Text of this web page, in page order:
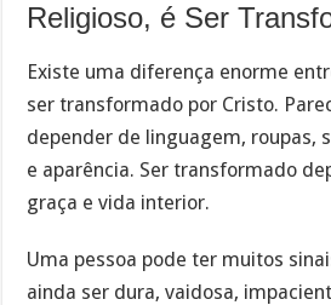
Religioso, é Ser
Existe uma diferença enorme
ser transformado por Cristo.
depender de linguagem, roupas,
e aparência. Ser transformado
graça e vida interior.
Uma pessoa pode ter muitos
ainda ser dura, vaidosa,